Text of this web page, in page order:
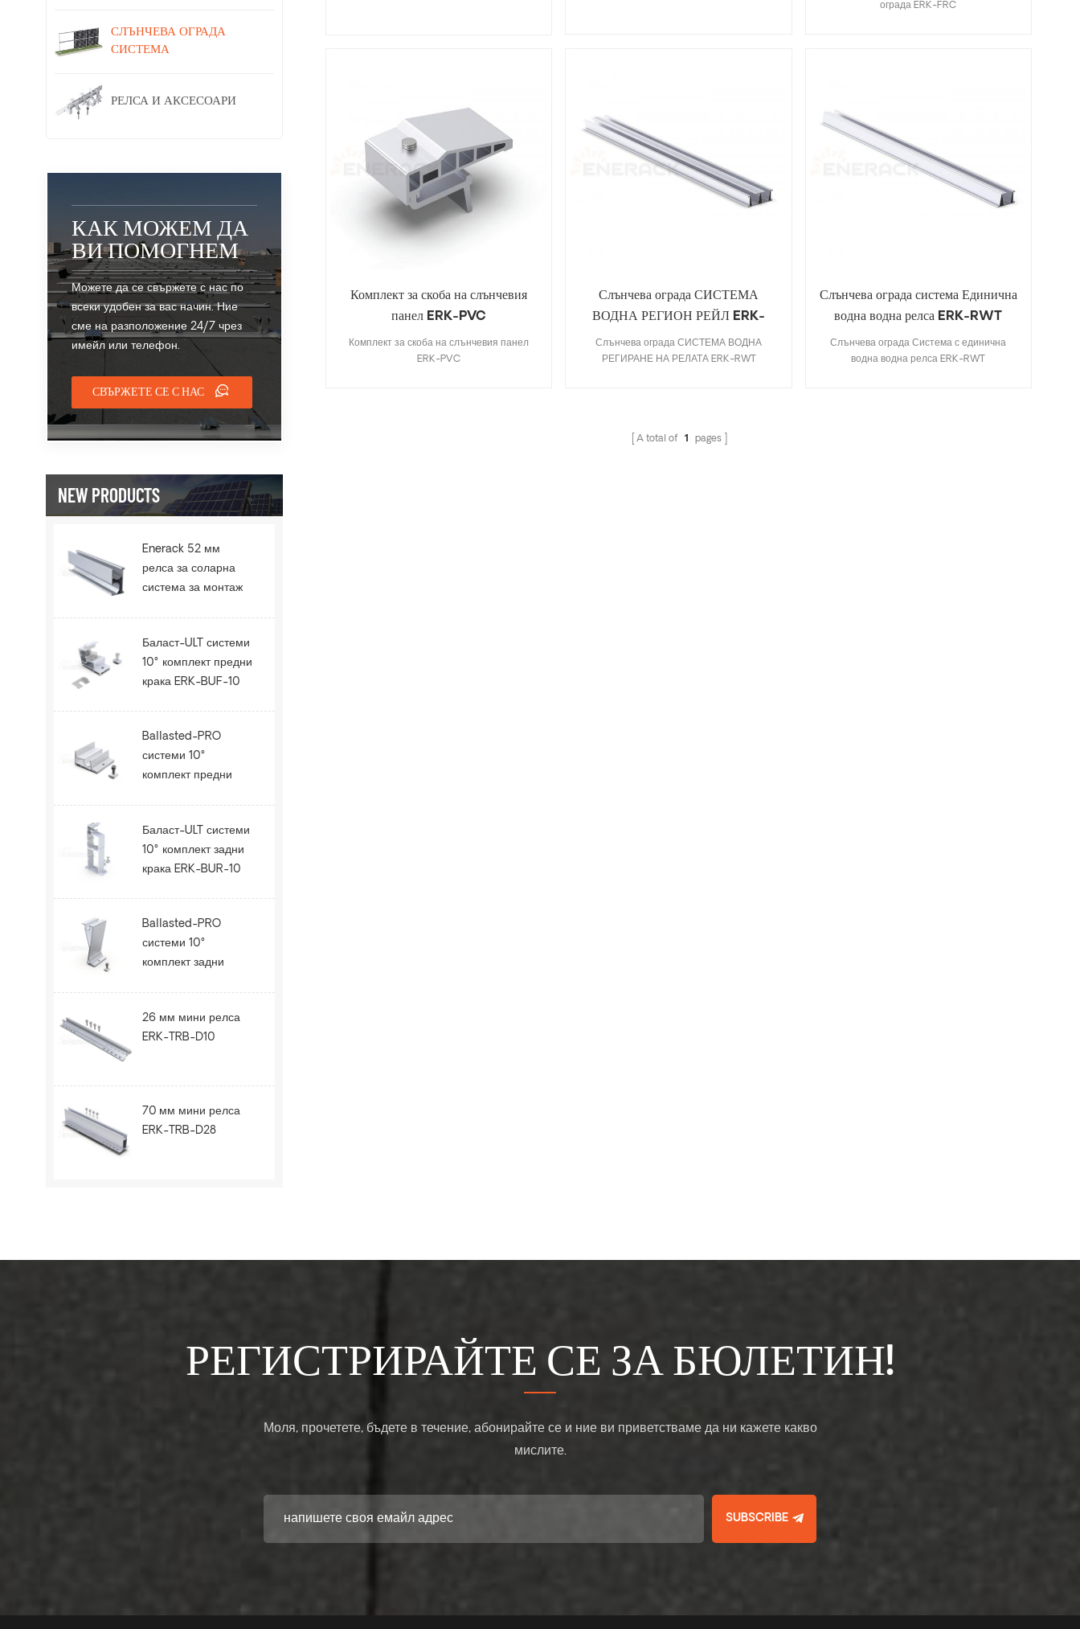
ограда ERK-FRC
Комплект за скоба на слънчевия
панел ERK-PVC
Комплект за скоба на слънчевия панел
ERK-PVC
Слънчева ограда СИСТЕМА
ВОДНА РЕГИОН РЕЙЛ ERK-
RWT
Слънчева ограда СИСТЕМА ВОДНА
РЕГИРАНЕ НА РЕЛАТА ERK-RWT
Слънчева ограда система Единична
водна водна релса ERK-RWT
Слънчева ограда Система с единична
водна водна релса ERK-RWT
A total of 1 pages
СЛЪНЧЕВА ОГРАДА
СИСТЕМА
РЕЛСА И АКСЕСОАРИ
КАК МОЖЕМ ДА
ВИ ПОМОГНЕМ
Можете да се свържете с нас по
всеки удобен за вас начин. Ние
сме на разположение 24/7 чрез
имейл или телефон.
СВЪРЖЕТЕ СЕ С НАС
NEW PRODUCTS
Enerack 52 мм
релса за соларна
система за монтаж
Баласт-ULT системи
10° комплект предни
крака ERK-BUF-10
Ballasted-PRO
системи 10°
комплект предни
Баласт-ULT системи
10° комплект задни
крака ERK-BUR-10
Ballasted-PRO
системи 10°
комплект задни
26 мм мини релса
ERK-TRB-D10
70 мм мини релса
ERK-TRB-D28
РЕГИСТРИРАЙТЕ СЕ ЗА БЮЛЕТИН!
Моля, прочетете, бъдете в течение, абонирайте се и ние ви приветстваме да ни кажете какво
мислите.
SUBSCRIBE